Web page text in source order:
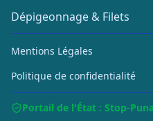
Dépigeonnage & Filets
Mentions Légales
Politique de confidentialité
Portail de l'État : Stop-